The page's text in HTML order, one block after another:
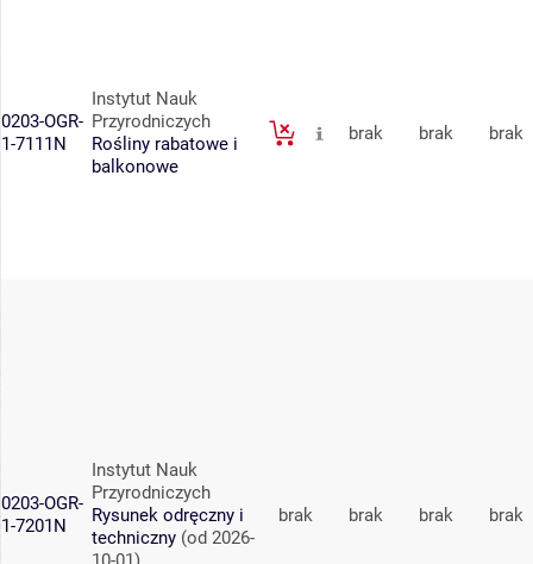
0203-OGR-
1-7111N
Instytut Nauk
Przyrodniczych
Rośliny rabatowe i
balkonowe
brak brak brak
0203-OGR-
1-7201N
Instytut Nauk
Przyrodniczych
Rysunek odręczny i
techniczny (od 2026-
brak brak brak brak